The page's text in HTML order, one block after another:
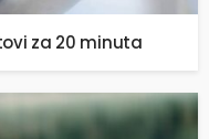
za 20 minuta